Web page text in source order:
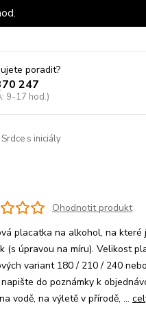
poradit?
247
9-17 hod.)
s iniciály
Ohodnotit produkt
placatka na alkohol, na které
(s úpravou na míru). Velikost
variant 180 / 210 / 240
do poznámky k
vodě, na výletě v přírodě, ...